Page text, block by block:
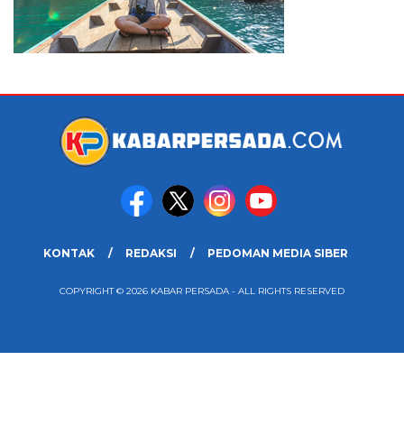
KONTAK REDAKSI PEDOMAN MEDIA SIBER
COPYRIGHT © 2026 KABAR PERSADA - ALL RIGHTS RESERVED